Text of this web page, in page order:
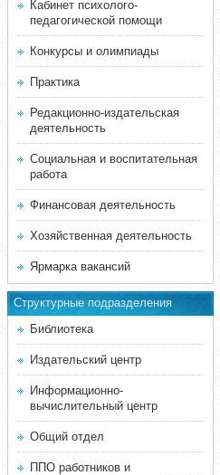
Кабинет психолого-
педагогической помощи
Конкурсы и олимпиады
Практика
Редакционно-издательская
деятельность
Социальная и воспитательная
работа
Финансовая деятельность
Хозяйственная деятельность
Ярмарка вакансий
Структурные подразделения
Библиотека
Издательский центр
Информационно-
вычислительный центр
Общий отдел
ППО работников и